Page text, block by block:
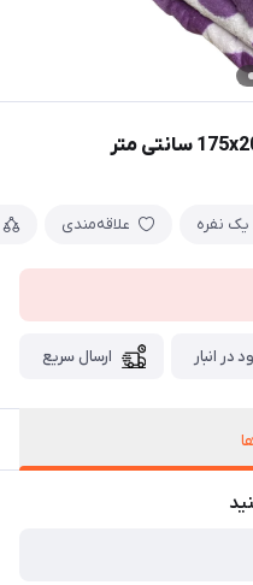
یک نفره علاقه‌مندی
در انبار ارسال سریع